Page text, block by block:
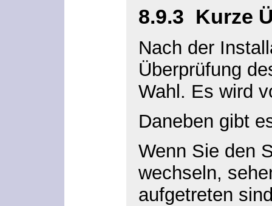
8.9.3 Kurze
Nach der
Überprüfung
Wahl. Es wird
Daneben gibt
Wenn Sie den
wechseln,
aufgetreten